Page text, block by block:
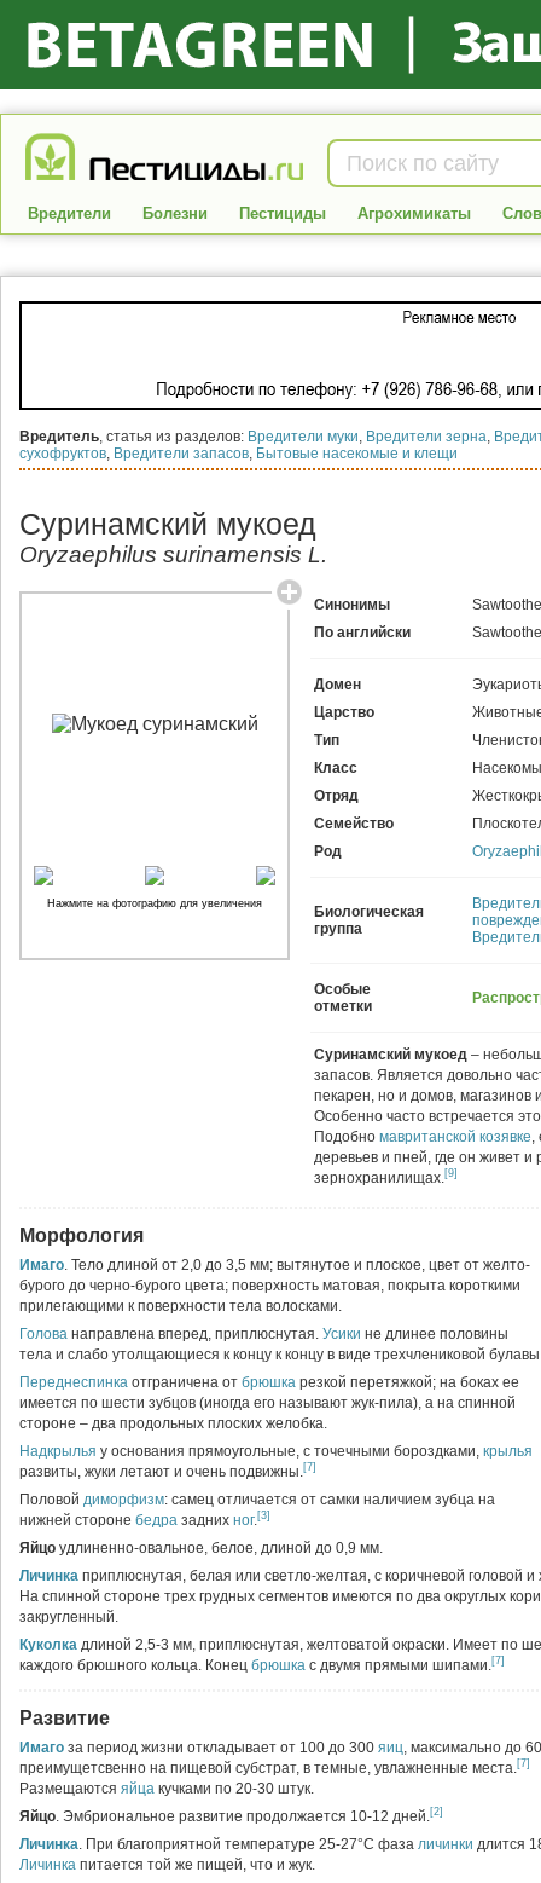
Вредители Болезни Пестициды Агрохимикаты
Вредитель, статья из разделов: Вредители муки, Вредители зерна,
сухофруктов, Вредители запасов, Бытовые насекомые и клещи
Суринамский мукоед
Oryzaephilus surinamensis L.
Синонимы
По английски
Домен
Царство
Тип
Класс
Отряд
Семейство
Род
Биологическая
группа
Особые
отметки
Суринамский мукоед –
запасов. Является довольно
пекарен, но и домов, магазинов
Особенно часто встречается
Подобно мавританской козявке,
деревьев и пней, где он живет
зернохранилищах.[9]
Нажмите на фотографию для увеличения
Морфология
Имаго. Тело длиной от 2,0 до 3,5 мм; вытянутое и плоское, цвет от желто-
бурого до черно-бурого цвета; поверхность матовая, покрыта короткими
прилегающими к поверхности тела волосками.
Голова направлена вперед, приплюснутая. Усики не длинее половины
тела и слабо утолщающиеся к концу к концу в виде трехчлениковой
Переднеспинка отграничена от брюшка резкой перетяжкой; на боках ее
имеется по шести зубцов (иногда его называют жук-пила), а на спинной
стороне – два продольных плоских желобка.
Надкрылья у основания прямоугольные, с точечными бороздками, крылья
развиты, жуки летают и очень подвижны.[7]
Половой диморфизм: самец отличается от самки наличием зубца на
нижней стороне бедра задних ног.[3]
Яйцо удлиненно-овальное, белое, длиной до 0,9 мм.
Личинка приплюснутая, белая или светло-желтая, с коричневой головой
На спинной стороне трех грудных сегментов имеются по два округлых
закругленный.
Куколка длиной 2,5-3 мм, приплюснутая, желтоватой окраски. Имеет по
каждого брюшного кольца. Конец брюшка с двумя прямыми шипами.[7]
Развитие
Имаго за период жизни откладывает от 100 до 300 яиц, максимально до
преимущетсвенно на пищевой субстрат, в темные, увлажненные места.[7]
Размещаются яйца кучками по 20-30 штук.
Яйцо. Эмбриональное развитие продолжается 10-12 дней.[2]
Личинка. При благоприятной температуре 25-27°С фаза личинки длится
Личинка питается той же пищей, что и жук.